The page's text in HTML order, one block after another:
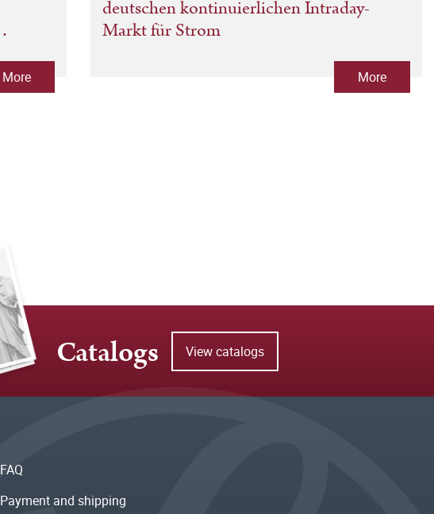
More
deutschen kontinuierlichen Intraday-
Markt für Strom
More
Catalogs View catalogs
FAQ
Payment and shipping